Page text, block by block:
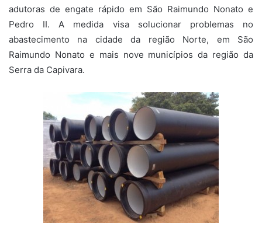
adutoras de engate rápido em São Raimundo Nonato e
Pedro II. A medida visa solucionar problemas no
abastecimento na cidade da região Norte, em São
Raimundo Nonato e mais nove municípios da região da
Serra da Capivara.